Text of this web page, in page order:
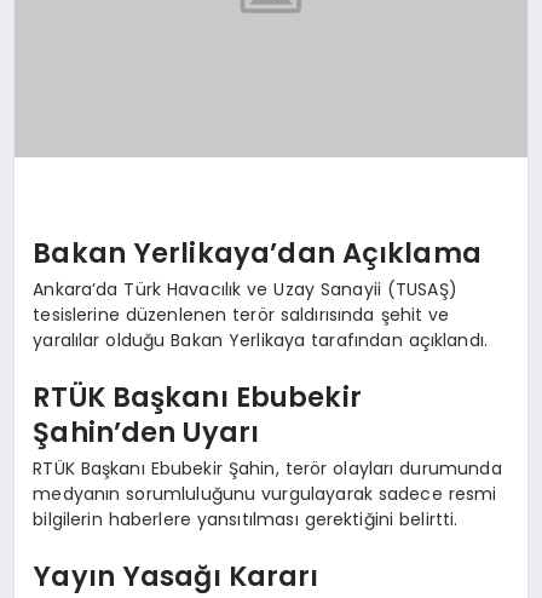
Bakan Yerlikaya’dan Açıklama
Ankara’da Türk Havacılık ve Uzay Sanayii (TUSAŞ)
tesislerine düzenlenen terör saldırısında şehit ve
yaralılar olduğu Bakan Yerlikaya tarafından açıklandı.
RTÜK Başkanı Ebubekir
Şahin’den Uyarı
RTÜK Başkanı Ebubekir Şahin, terör olayları durumunda
medyanın sorumluluğunu vurgulayarak sadece resmi
bilgilerin haberlere yansıtılması gerektiğini belirtti.
Yayın Yasağı Kararı